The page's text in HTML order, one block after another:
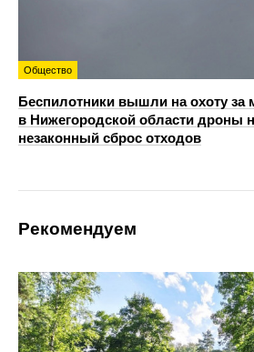
Общество
Беспилотники вышли на охоту за
в Нижегородской области дроны
незаконный сброс отходов
Рекомендуем